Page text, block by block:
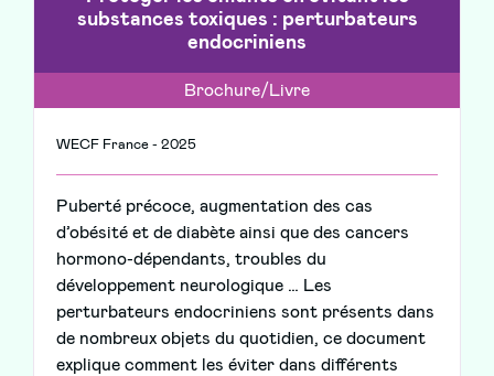
substances toxiques : perturbateurs
endocriniens
Brochure/Livre
WECF France - 2025
Puberté précoce, augmentation des cas
d’obésité et de diabète ainsi que des cancers
hormono-dépendants, troubles du
développement neurologique … Les
perturbateurs endocriniens sont présents dans
de nombreux objets du quotidien, ce document
explique comment les éviter dans différents